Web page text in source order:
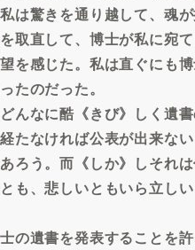
は驚きを通り越して、魂
取直して、博士が私に宛
を感じた。私は直ぐにも
たのだった。
なに酷《きび》しく遺
たなければ公表が出来な
う。而《しか》しそれは
も、悲しいともいら立し
の遺書を発表することを